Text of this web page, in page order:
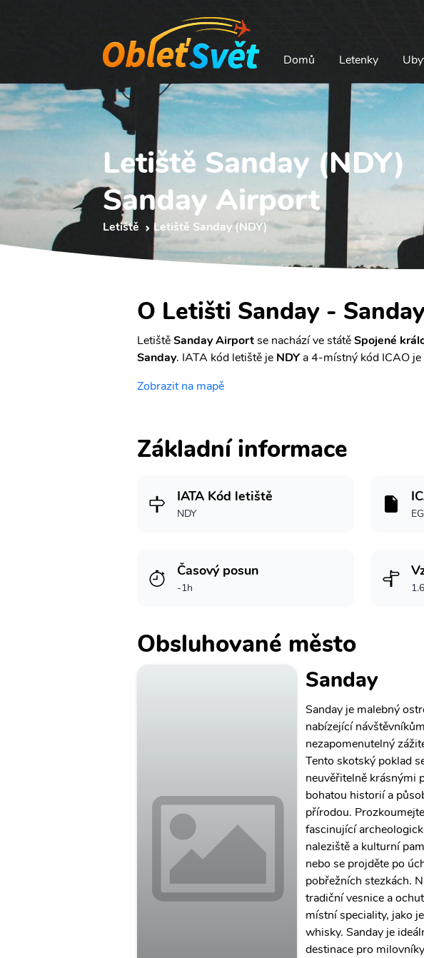
Domů Letenky
Letiště Sanday (NDY)
Sanday Airport
Letiště Letiště Sanday (NDY)
O Letišti Sanday -
LetištěSanday Airportse nachází ve státěSpojené
Sanday. IATA kód letiště je NDY a 4-místný kód ICAO je
Zobrazit na mapě
Základní informace
IATA Kód letiště
NDY
Časový posun
-1h
Obsluhované město
Sanday
Sanday je malebný
nabízející návštěvníkům
nezapomenutelný
Tento skotský poklad
neuvěřitelně krásnými
bohatou historií a
přírodou. Prozkoumejte
fascinující
naleziště a kulturní
nebo se projděte po
pobřežních stezkách.
tradiční vesnice a
místní speciality, jako
whisky. Sanday je
destinace pro